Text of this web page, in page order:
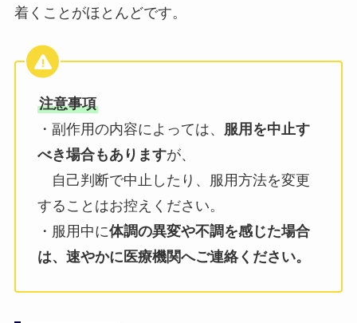
着くことがほとんどです。
注意事項
・副作用の内容によっては、 服用を中止す
べき場合もありますが、
自己判断で中止したり、服用方法を変更
することはお控えください。
・服用中に体調の異変や不調を感じた場合
は、速やかに医療機関へご連絡ください。